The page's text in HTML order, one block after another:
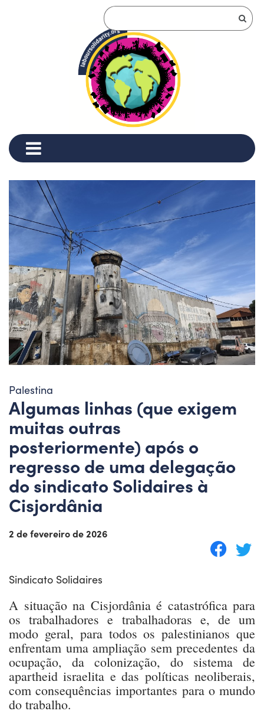
Palestina
Algumas linhas (que exigem
muitas outras
posteriormente) após o
regresso de uma delegação
do sindicato Solidaires à
Cisjordânia
2 de fevereiro de 2026
Sindicato Solidaires
A situação na Cisjordânia é catastrófica para
os trabalhadores e trabalhadoras e, de um
modo geral, para todos os palestinianos que
enfrentam uma ampliação sem precedentes da
ocupação, da colonização, do sistema de
apartheid israelita e das políticas neoliberais,
com consequências importantes para o mundo
do trabalho.